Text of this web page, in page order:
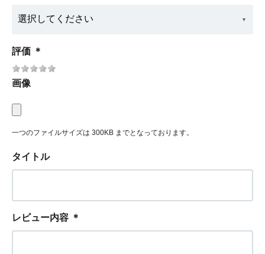
評価 ＊
画像
一つのファイルサイズは 300KB までとなっております。
タイトル
レビュー内容 ＊